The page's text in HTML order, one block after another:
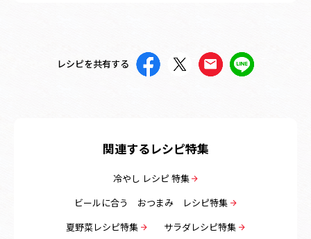
レシピを共有する
関連するレシピ特集
冷やし レシピ 特集
ビールに合う おつまみ レシピ特集
夏野菜レシピ特集
サラダレシピ特集